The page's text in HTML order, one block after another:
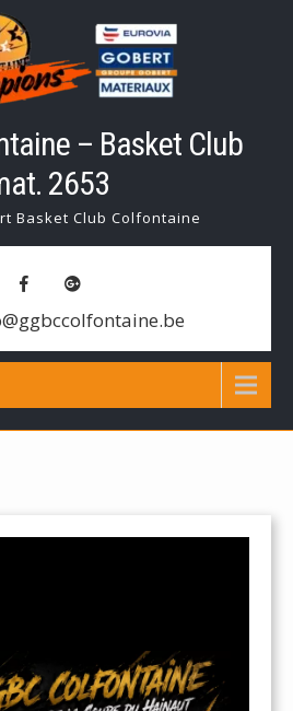
– Basket Club
2653
Basket Club Colfontaine